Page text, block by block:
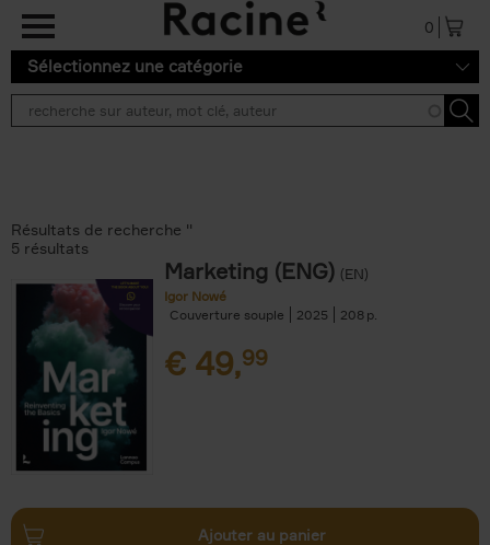
Aller au contenu principal
0
Sélectionnez une catégorie
Résultats de recherche ''
5 résultats
Marketing (ENG) (EN)
Igor Nowé
Couverture souple
2025 208
€ 49,99
Ajouter au panier